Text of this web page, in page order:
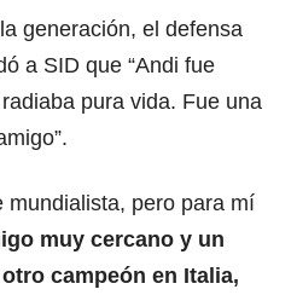
generación, el defensa
a SID que “Andi fue
pura vida. Fue una
mundialista, pero para mí
muy cercano y un
campeón en Italia,